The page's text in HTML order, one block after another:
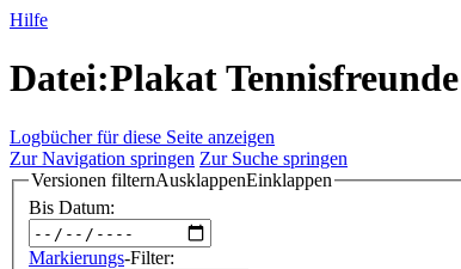
Hilfe
Datei:Plakat
Logbücher für diese Seite anzeigen
Zur Navigation springen Zur Suche springen
Versionen filternAusklappenEinklappen
Bis Datum:
Markierungs-Filter: